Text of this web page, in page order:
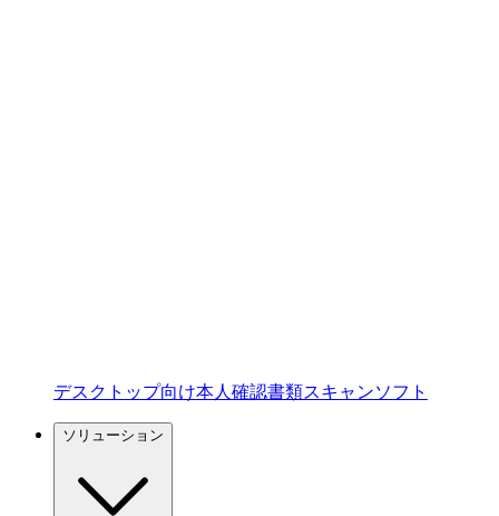
デスクトップ向け本人確認書類スキャンソフト
ソリューション